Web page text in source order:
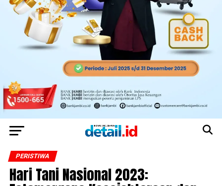
PERISTIWA
Hari Tani Nasional 2023: